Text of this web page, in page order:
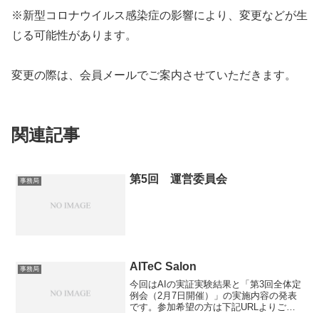
※新型コロナウイルス感染症の影響により、変更などが生
じる可能性があります。
変更の際は、会員メールでご案内させていただきます。
関連記事
事務局 第5回 運営委員会
事務局 AITeC Salon
今回はAIの実証実験結果と「第3回全体定
例会（2月7日開催）」の実施内容の発表
です。参加希望の方は下記URLよりご登